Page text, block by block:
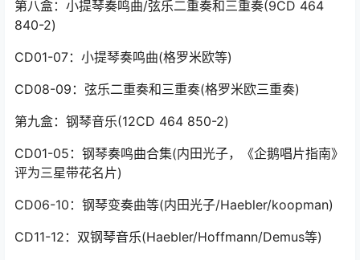
第八盒：小提琴奏鸣曲/弦乐二重奏和三重奏(9CD 464
840-2)
CD01-07：小提琴奏鸣曲(格罗米欧等)
CD08-09：弦乐二重奏和三重奏(格罗米欧三重奏)
第九盒：钢琴音乐(12CD 464 850-2)
CD01-05：钢琴奏鸣曲合集(内田光子，《企鹅唱片指南》
评为三星带花名片)
CD06-10：钢琴变奏曲等(内田光子/Haebler/koopman)
CD11-12：双钢琴音乐(Haebler/Hoffmann/Demus等)